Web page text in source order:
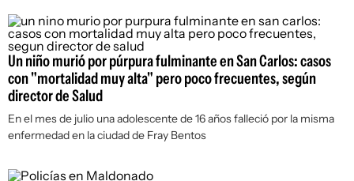
Un niño murió por púrpura fulminante en San Carlos: casos
con "mortalidad muy alta" pero poco frecuentes, según
director de Salud
En el mes de julio una adolescente de 16 años falleció por la misma
enfermedad en la ciudad de Fray Bentos